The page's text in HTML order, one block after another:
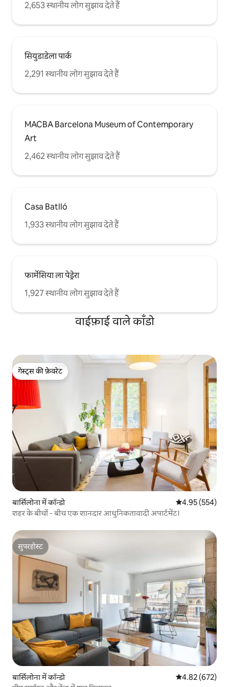
con algunos detalles decorativos que
la reserva, se le podrá asignar cualquiera
ofrecen el mismo confort y estilo,
asegurando una estancia agradable
independientemente de la opción
2,653 स्थानीय लोग सुझाव देते हैं
सियुडाडेला पार्क
2,291 स्थानीय लोग सुझाव देते हैं
MACBA Barcelona Museum of Contemporary
Art
2,462 स्थानीय लोग सुझाव देते हैं
Casa Batlló
1,933 स्थानीय लोग सुझाव देते हैं
फार्मेसिया ला पेड्रेरा
1,927 स्थानीय लोग सुझाव देते हैं
वाईफ़ाई वाले काँडो
गेस्ट्स की फ़ेवरेट
गेस्ट्स की फ़ेवरेट
बार्सिलोना में कॉन्डो औसत रेटिंग 5 में से
4.95 (554)
शहर के बीचों - बीच एक शानदार आधुनिकतावादी अपार्टमेंट।
सुपरहोस्ट
सुपरहोस्ट
बार्सिलोना में कॉन्डो औसत रेटिंग 5 में से
4.82 (672)